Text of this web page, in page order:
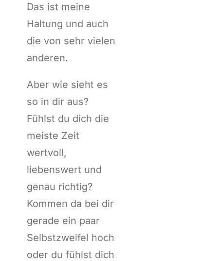
Das ist meine
Haltung und auch
die von sehr vielen
anderen.
Aber wie sieht es
so in dir aus?
Fühlst du dich die
meiste Zeit
wertvoll,
liebenswert und
genau richtig?
Kommen da bei dir
gerade ein paar
Selbstzweifel hoch
oder du fühlst dich